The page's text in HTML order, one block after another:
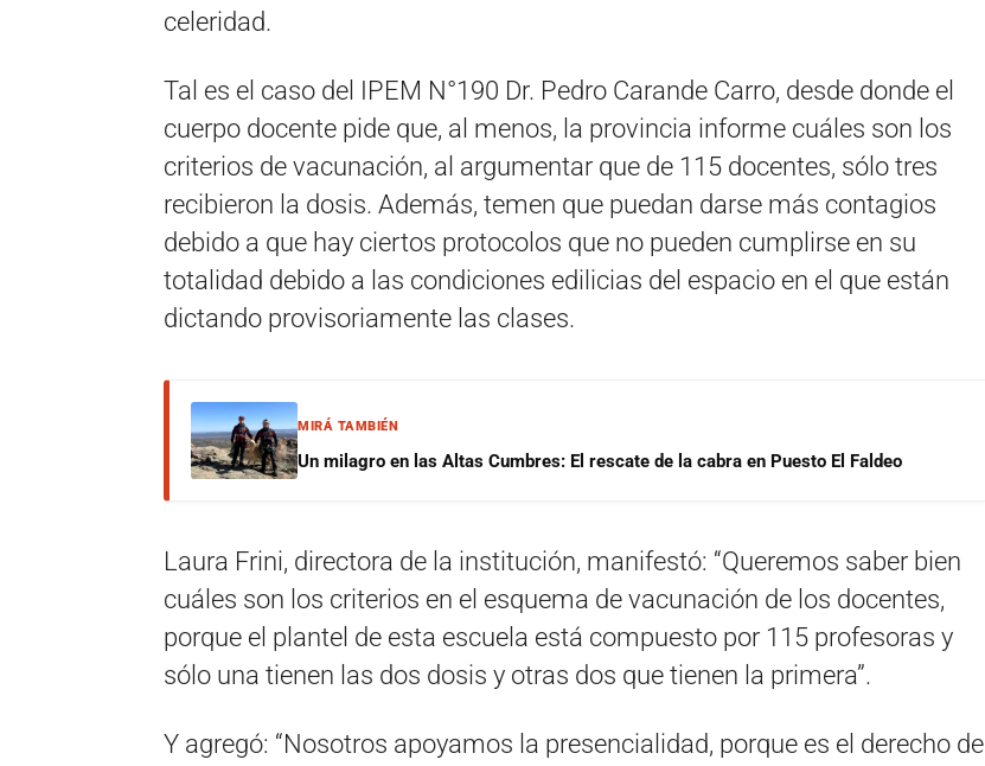
celeridad.
Tal es el caso del IPEM N°190 Dr. Pedro Carande Carro, desde donde el
cuerpo docente pide que, al menos, la provincia informe cuáles son los
criterios de vacunación, al argumentar que de 115 docentes, sólo tres
recibieron la dosis. Además, temen que puedan darse más contagios
debido a que hay ciertos protocolos que no pueden cumplirse en su
totalidad debido a las condiciones edilicias del espacio en el que están
dictando provisoriamente las clases.
MIRÁ TAMBIÉN
Un milagro en las Altas Cumbres: El rescate de la cabra en Puesto El Faldeo
Laura Frini, directora de la institución, manifestó: “Queremos saber bien
cuáles son los criterios en el esquema de vacunación de los docentes,
porque el plantel de esta escuela está compuesto por 115 profesoras y
sólo una tienen las dos dosis y otras dos que tienen la primera”.
Y agregó: “Nosotros apoyamos la presencialidad, porque es el derecho de